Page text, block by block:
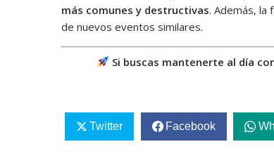
más comunes y destructivas. Además, la
de nuevos eventos similares.
Si buscas mantenerte al día
Twitter Facebook